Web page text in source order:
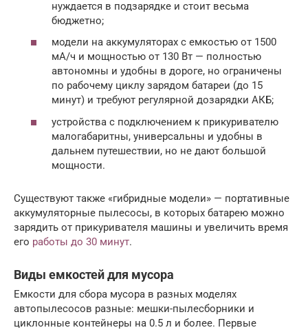
нуждается в подзарядке и стоит весьма
бюджетно;
модели на аккумуляторах с емкостью от 1500
мА/ч и мощностью от 130 Вт — полностью
автономны и удобны в дороге, но ограничены
по рабочему циклу зарядом батареи (до 15
минут) и требуют регулярной дозарядки АКБ;
устройства с подключением к прикуривателю
малогабаритны, универсальны и удобны в
дальнем путешествии, но не дают большой
мощности.
Существуют также «гибридные модели» — портативные
аккумуляторные пылесосы, в которых батарею можно
зарядить от прикуривателя машины и увеличить время
его работы до 30 минут.
Виды емкостей для мусора
Емкости для сбора мусора в разных моделях
автопылесосов разные: мешки-пылесборники и
циклонные контейнеры на 0.5 л и более. Первые